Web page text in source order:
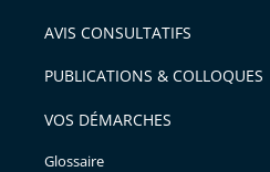
avant
AVIS CONSULTATIFS
PUBLICATIONS & COLLOQUES
VOS DÉMARCHES
Glossaire